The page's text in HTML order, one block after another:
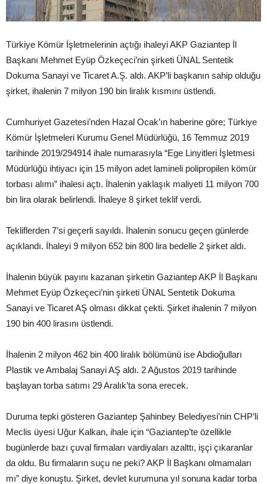
Türkiye Kömür İşletmelerinin açtığı ihaleyi AKP Gaziantep İl
Başkanı Mehmet Eyüp Özkeçeci’nin şirketi ÜNAL Sentetik
Dokuma Sanayi ve Ticaret A.Ş. aldı. AKP’li başkanın sahip olduğu
şirket, ihalenin 7 milyon 190 bin liralık kısmını üstlendi.
Cumhuriyet Gazetesi’nden Hazal Ocak’ın haberine göre; Türkiye
Kömür İşletmeleri Kurumu Genel Müdürlüğü, 16 Temmuz 2019
tarihinde 2019/294914 ihale numarasıyla “Ege Linyitleri İşletmesi
Müdürlüğü ihtiyacı için 15 milyon adet lamineli polipropilen kömür
torbası alımı” ihalesi açtı. İhalenin yaklaşık maliyeti 11 milyon 700
bin lira olarak belirlendi. İhaleye 8 şirket teklif verdi.
Tekliflerden 7’si geçerli sayıldı. İhalenin sonucu geçen günlerde
açıklandı. İhaleyi 9 milyon 652 bin 800 lira bedelle 2 şirket aldı.
İhalenin büyük payını kazanan şirketin Gaziantep AKP İl Başkanı
Mehmet Eyüp Özkeçeci’nin şirketi ÜNAL Sentetik Dokuma
Sanayi ve Ticaret AŞ olması dikkat çekti. Şirket ihalenin 7 milyon
190 bin 400 lirasını üstlendi.
İhalenin 2 milyon 462 bin 400 liralık bölümünü ise Abdioğulları
Plastik ve Ambalaj Sanayi AŞ aldı. 2 Ağustos 2019 tarihinde
başlayan torba satımı 29 Aralık’ta sona erecek.
Duruma tepki gösteren Gaziantep Şahinbey Belediyesi’nin CHP’li
Meclis üyesi Uğur Kalkan, ihale için “Gaziantep’te özellikle
bugünlerde bazı çuval firmaları vardiyaları azalttı, işçi çıkaranlar
da oldu. Bu firmaların suçu ne peki? AKP İl Başkanı olmamaları
mı” diye konuştu. Şirket, devlet kurumuna yıl sonuna kadar torba